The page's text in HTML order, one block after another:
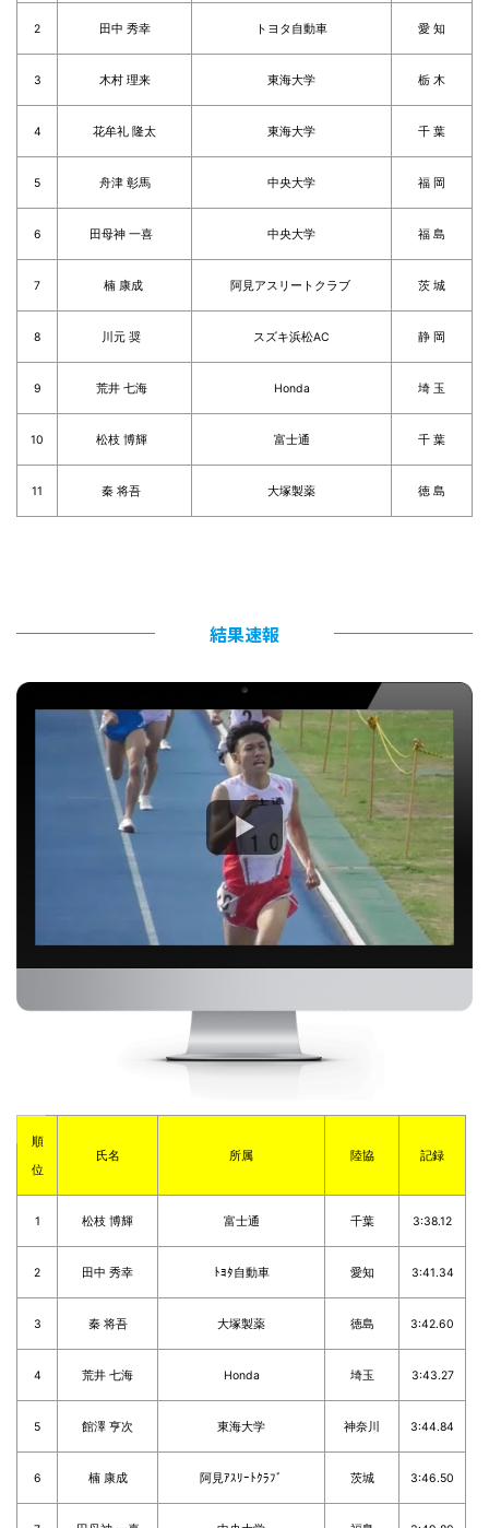
2 田中 秀幸 トヨタ自動車 愛 知
3 木村 理来 東海大学 栃 木
4 花牟礼 隆太 東海大学 千 葉
5 舟津 彰馬 中央大学 福 岡
6 田母神 一喜 中央大学 福 島
7 楠 康成 阿見アスリートクラブ 茨 城
8 川元 奨 スズキ浜松AC 静 岡
9 荒井 七海 Honda 埼 玉
10 松枝 博輝 富士通 千 葉
11 秦 将吾 大塚製薬 徳 島
結果速報
順
位
氏名 所属 陸協 記録
1 松枝 博輝 富士通 千葉 3:38.12
2 田中 秀幸 ﾄﾖﾀ自動車 愛知 3:41.34
3 秦 将吾 大塚製薬 徳島 3:42.60
4 荒井 七海 Honda 埼玉 3:43.27
5 館澤 亨次 東海大学 神奈川 3:44.84
6 楠 康成 阿見ｱｽﾘｰﾄｸﾗﾌﾞ 茨城 3:46.50